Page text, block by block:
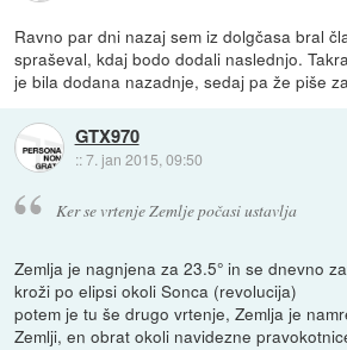
Ravno par dni nazaj sem iz dolgčasa bral
spraševal, kdaj bodo dodali naslednjo.
je bila dodana nazadnje, sedaj pa že piše
GTX970
::7. jan 2015, 09:50
Ker se vrtenje Zemlje počasi ustavlja
Zemlja je nagnjena za 23.5° in se dnevno
kroži po elipsi okoli Sonca (revolucija)
potem je tu še drugo vrtenje, Zemlja je
Zemlji, en obrat okoli navidezne